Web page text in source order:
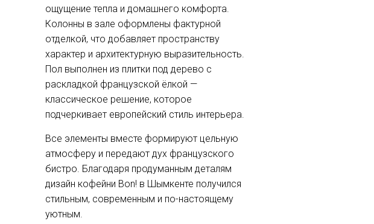
ощущение тепла и домашнего комфорта.
Колонны в зале оформлены фактурной
отделкой, что добавляет пространству
характер и архитектурную выразительность.
Пол выполнен из плитки под дерево с
раскладкой французской ёлкой —
классическое решение, которое
подчеркивает европейский стиль интерьера.
Все элементы вместе формируют цельную
атмосферу и передают дух французского
бистро. Благодаря продуманным деталям
дизайн кофейни Bon! в Шымкенте получился
стильным, современным и по-настоящему
уютным.